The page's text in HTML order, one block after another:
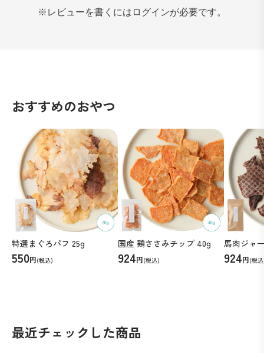
食材由来のビタミンをバラン
活をお手伝いします。
毎日の食事を整えることで
よくあるご質問
フードの切り替え方法はどのようにしたらい
いですか？
※レビューを書くにはログインが必要です。
おすすめのおやつ
特選まぐろパフ 25g
550円(税込)
国産 鶏ささみチップ 40g
924円(税込)
馬肉ジャ
924円(税
最近チェックした商品